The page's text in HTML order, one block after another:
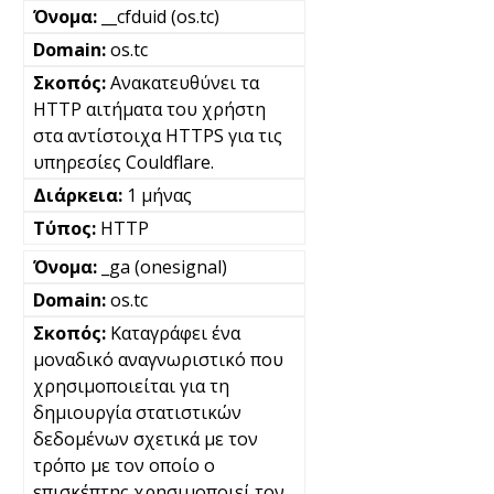
__cfduid (os.tc)
os.tc
Ανακατευθύνει τα
HTTP αιτήματα του χρήστη
στα αντίστοιχα HTTPS για τις
υπηρεσίες Couldflare.
1 μήνας
HTTP
_ga (onesignal)
os.tc
Καταγράφει ένα
μοναδικό αναγνωριστικό που
χρησιμοποιείται για τη
δημιουργία στατιστικών
δεδομένων σχετικά με τον
τρόπο με τον οποίο ο